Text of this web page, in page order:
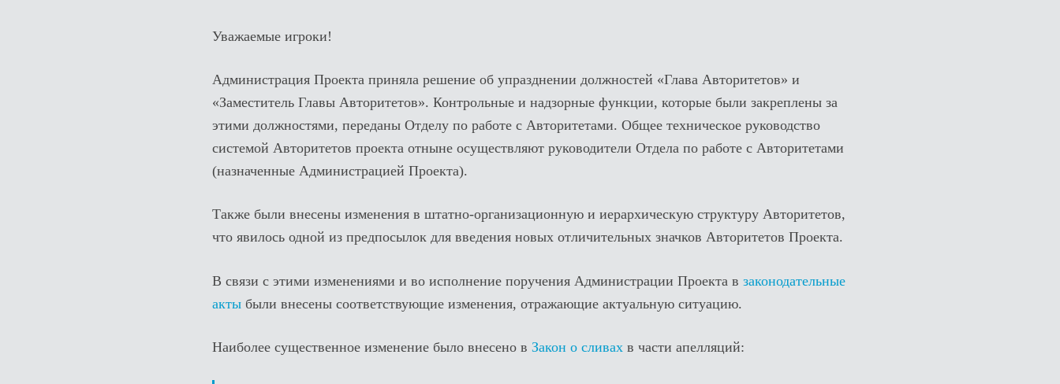
Уважаемые игроки!
Администрация Проекта приняла решение об упразднении должностей «Глава Авторитетов» и
«Заместитель Главы Авторитетов». Контрольные и надзорные функции, которые были закреплены за
этими должностями, переданы Отделу по работе с Авторитетами. Общее техническое руководство
системой Авторитетов проекта отныне осуществляют руководители Отдела по работе с Авторитетами
(назначенные Администрацией Проекта).
Также были внесены изменения в штатно-организационную и иерархическую структуру Авторитетов,
что явилось одной из предпосылок для введения новых отличительных значков Авторитетов Проекта.
В связи с этими изменениями и во исполнение поручения Администрации Проекта в законодательные
актыбыли внесены соответствующие изменения, отражающие актуальную ситуацию.
Наиболее существенное изменение было внесено в Закон о сливахв части апелляций: